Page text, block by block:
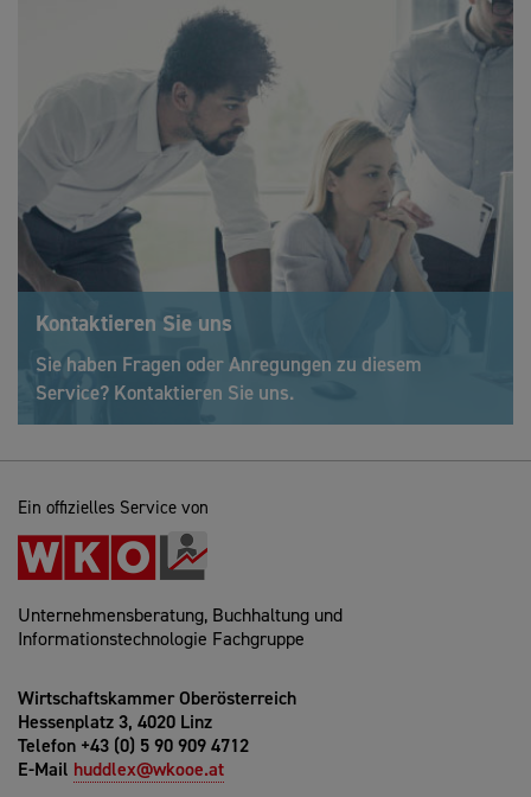
Kontaktieren Sie uns
Sie haben Fragen oder Anregungen zu diesem
Service? Kontaktieren Sie uns.
Ein offizielles Service von
Unternehmensberatung, Buchhaltung und
Informationstechnologie Fachgruppe
Wirtschaftskammer Oberösterreich
Hessenplatz 3, 4020 Linz
Telefon +43 (0) 5 90 909 4712
E-Mail huddlex@wkooe.at